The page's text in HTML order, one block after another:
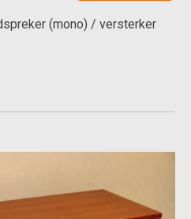
(mono) / versterker